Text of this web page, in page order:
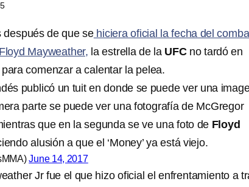
después de que sehiciera oficial la fecha del
Mayweather, la estrella de la UFCno tardó en
comenzar a calentar la pelea.
publicó un tuit en donde se puede ver una
parte se puede ver una fotografía de McGregor
que en la segunda se ve una foto de Floyd
alusión a que el ‘Money’ ya está viejo.
June 14, 2017
Jr fue el que hizo oficial el enfrentamiento a